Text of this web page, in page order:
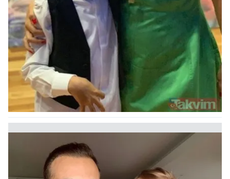
ilgili mevzuata uygun olarak kullanılan çerezlerle ilgili bilgi
almak için lütfen
tıklayınız